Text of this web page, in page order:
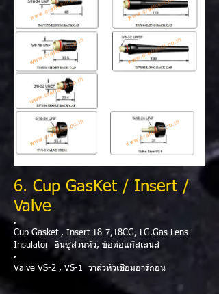
6. Cup GasKet / Insert /
Valve
Cup Gasket , Insert 18-7,18CG, LG.Gas Lens
Insulator อินซูส่วนหัว, ข้อต่อแก๊สเลนส์
Valve VS-2 , VS-1 วาล์วหัวเชื่อมอาร์กอน